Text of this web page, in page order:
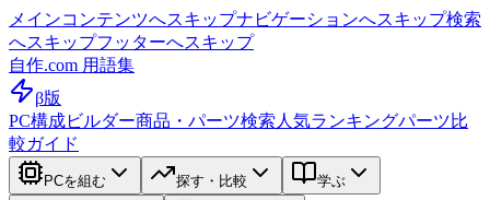
メインコンテンツへスキップナビゲーションへスキップ検索
へスキップフッターへスキップ
自作.com 用語集
β版
PC構成ビルダー商品・パーツ検索 人気ランキングパーツ比
較ガイド
PCを組む 探す・比較 学ぶ